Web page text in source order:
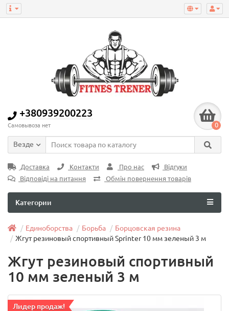
+380939200223
Самовывоза нет 0
Везде
Доставка Контакти Про нас
Відгуки
Відповіді на питання
Обмін повернення товарів
Категории
Единоборства Борьба
Борцовская резина
Жгут резиновый спортивный Sprinter 10 мм зеленый 3 м
Жгут резиновый спортивный
10 мм зеленый 3 м
Лидер продаж!